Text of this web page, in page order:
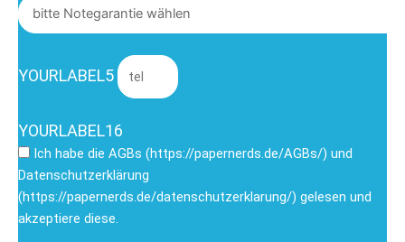
YOURLABEL5
YOURLABEL16
Ich habe die AGBs (https://papernerds.de/AGBs/) und
Datenschutzerklärung
(https://papernerds.de/datenschutzerklarung/) gelesen und
akzeptiere diese.